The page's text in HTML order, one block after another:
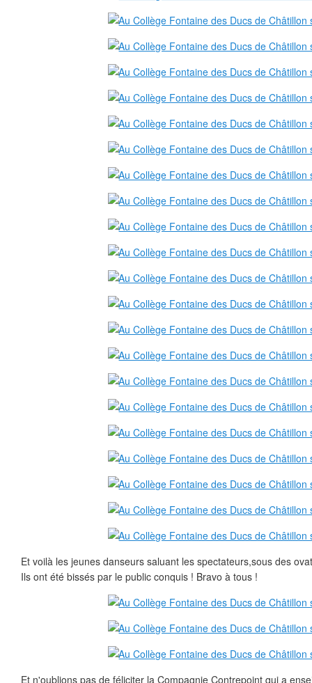
Et voilà les jeunes danseurs saluant les spectateurs,sous des
Ils ont été bissés par le public conquis ! Bravo à tous !
Et n'oublions pas de féliciter la Compagnie Contrepoint qui a